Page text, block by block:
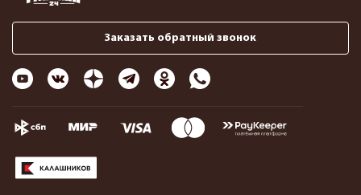
Заказать обратный звонок